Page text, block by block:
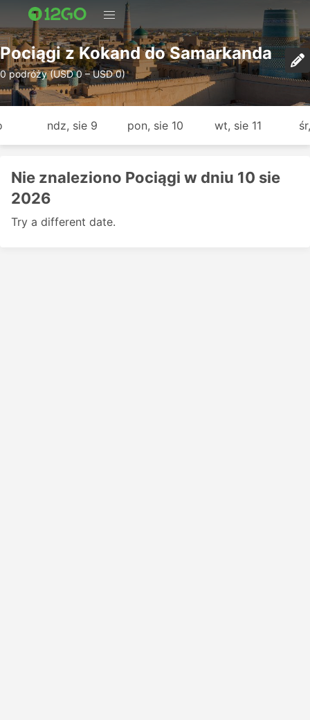
Pociągi z Kokand do Samarkanda
0 podróży (USD 0 – USD 0)
ndz, sie 9 pon, sie 10 wt, sie 11
Nie znaleziono Pociągi w dniu 10 sie
2026
Try a different date.